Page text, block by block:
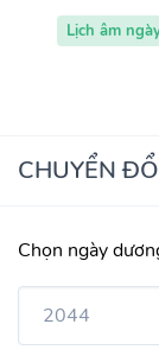
Lịch âm
CHUYỂN
Chọn ngày